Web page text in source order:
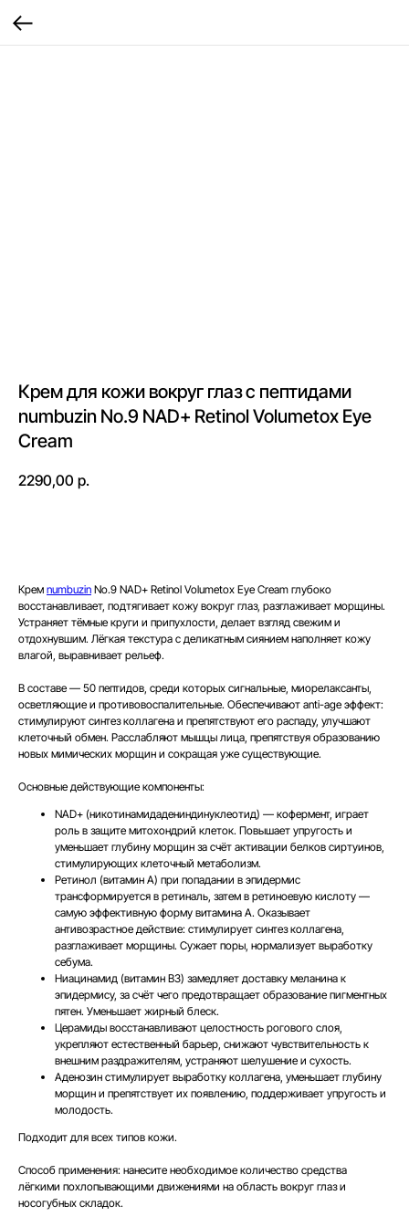
Крем для кожи вокруг глаз с пептидами
numbuzin No.9 NAD+ Retinol Volumetox Eye
Cream
2290,00 р.
Крем numbuzin No.9 NAD+ Retinol Volumetox Eye Cream глубоко
восстанавливает, подтягивает кожу вокруг глаз, разглаживает морщины.
Устраняет тёмные круги и припухлости, делает взгляд свежим и
отдохнувшим. Лёгкая текстура с деликатным сиянием наполняет кожу
влагой, выравнивает рельеф.
В составе — 50 пептидов, среди которых сигнальные, миорелаксанты,
осветляющие и противовоспалительные. Обеспечивают anti-age эффект:
стимулируют синтез коллагена и препятствуют его распаду, улучшают
клеточный обмен. Расслабляют мышцы лица, препятствуя образованию
новых мимических морщин и сокращая уже существующие.
Основные действующие компоненты:
NAD+ (никотинамидадениндинуклеотид) — кофермент, играет
роль в защите митохондрий клеток. Повышает упругость и
уменьшает глубину морщин за счёт активации белков сиртуинов,
стимулирующих клеточный метаболизм.
Ретинол (витамин A) при попадании в эпидермис
трансформируется в ретиналь, затем в ретиноевую кислоту —
самую эффективную форму витамина A. Оказывает
антивозрастное действие: стимулирует синтез коллагена,
разглаживает морщины. Сужает поры, нормализует выработку
себума.
Ниацинамид (витамин B3) замедляет доставку меланина к
эпидермису, за счёт чего предотвращает образование пигментных
пятен. Уменьшает жирный блеск.
Церамиды восстанавливают целостность рогового слоя,
укрепляют естественный барьер, снижают чувствительность к
внешним раздражителям, устраняют шелушение и сухость.
Аденозин стимулирует выработку коллагена, уменьшает глубину
морщин и препятствует их появлению, поддерживает упругость и
молодость.
Подходит для всех типов кожи.
Способ применения: нанесите необходимое количество средства
лёгкими похлопывающими движениями на область вокруг глаз и
носогубных складок.